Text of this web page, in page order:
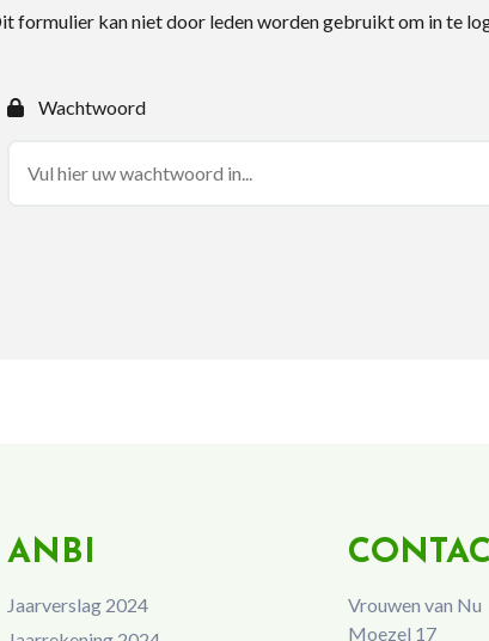
formulier kan niet door leden worden gebruikt om in te
Wachtwoord
ANBI
Jaarverslag 2024
Vrouwen van Nu
Moezel 17